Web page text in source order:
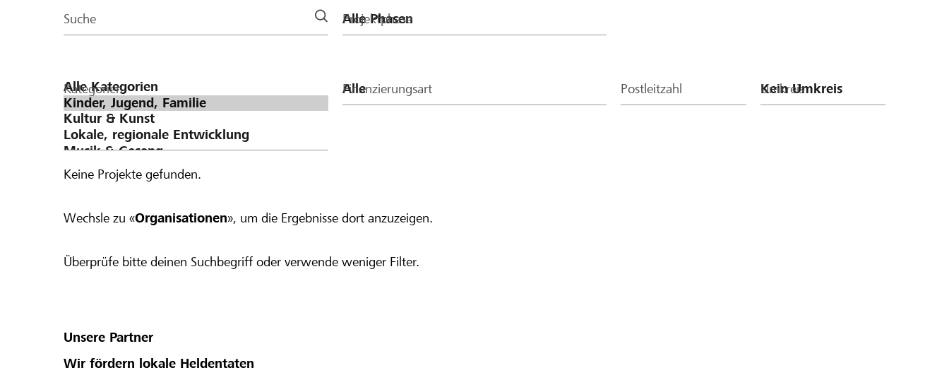
Suche Projektphase
Kategorien Finanzierungsart Postleitzahl Umkreis
Keine Projekte gefunden.
Wechsle zu «Organisationen», um die Ergebnisse dort anzuzeigen.
Überprüfe bitte deinen Suchbegriff oder verwende weniger Filter.
Unsere Partner
Wir fördern lokale Heldentaten